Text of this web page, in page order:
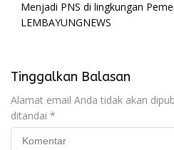
Menjadi PNS di lingkungan
LEMBAYUNGNEWS
Tinggalkan Balasan
Alamat email Anda tidak akan
ditandai *